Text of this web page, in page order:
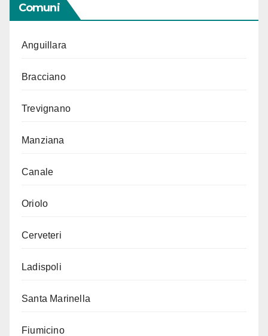
Comuni
Anguillara
Bracciano
Trevignano
Manziana
Canale
Oriolo
Cerveteri
Ladispoli
Santa Marinella
Fiumicino